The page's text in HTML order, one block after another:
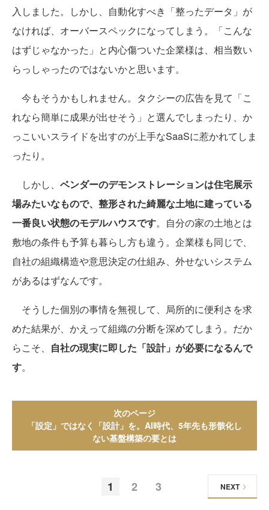
入しました。しかし、自動化すべき「整ったデータ」が
なければ、オーバースペックになってしまう。「こんな
はずじゃなかった」と内心傷ついた企業様は、相当数い
らっしゃったのではないかと思います。
今もそうかもしれません。タクシーの広告を見て「こ
れなら簡単に成果が出せそう」と選んでしまったり、か
っこいいスライドを出すのが上手なSaaSに惹かれてしま
ったり。
しかし、 ベンダーのデモンストレーションは住宅展示
場みたいなもので、整形された綺麗な土地に建っている
一番良い状態のモデルハウスです。自分の家の土地とは
敷地の条件も予算も暮らし方も違う。企業様も同じで、
自社の組織構造や意思決定の仕組み、外せないシステム
があるはずなんです。
そうした個別の事情を無視して、局所的に便利さを求
めた結果が、かえって組織の分断を深めてしまう。だか
らこそ、 自社の現実に即した「設計」が必要になるんで
す。
次のページ
「設定」ではなく「設計」を。AI時代、5年先も形骸化し
ない基盤構築の要とは
1 2 3 NEXT